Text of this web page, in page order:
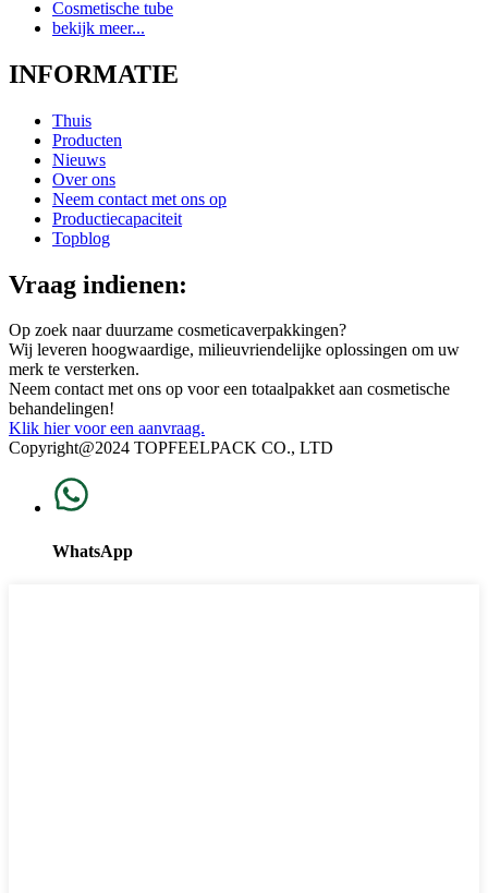
Cosmetische tube
bekijk meer...
INFORMATIE
Thuis
Producten
Nieuws
Over ons
Neem contact met ons op
Productiecapaciteit
Topblog
Vraag indienen:
Op zoek naar duurzame cosmeticaverpakkingen?
Wij leveren hoogwaardige, milieuvriendelijke oplossingen om uw
merk te versterken.
Neem contact met ons op voor een totaalpakket aan cosmetische
behandelingen!
Klik hier voor een aanvraag.
Copyright@2024 TOPFEELPACK CO., LTD
WhatsApp